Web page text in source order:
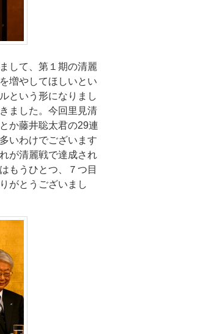
して、第１期の清麗
増やしてほしいとい
という形になりまし
ました。今回里見清
か藤井聡太君の29連
いわけでございます
が清麗戦で達成され
もうひとつ、７つ目
がとうございまし